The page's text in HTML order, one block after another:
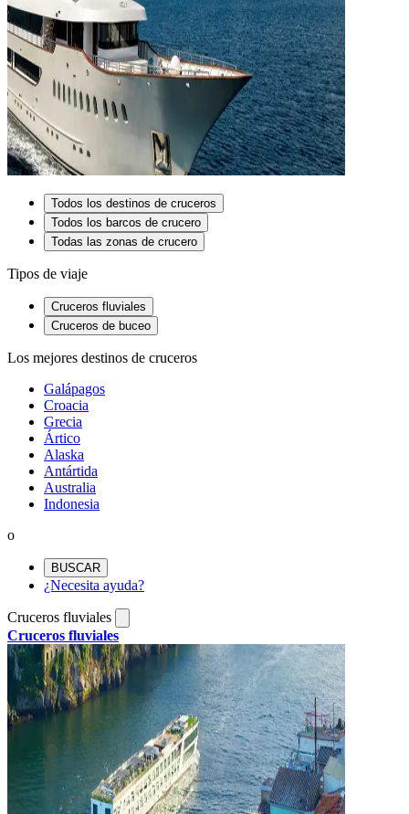
Todos los destinos de cruceros
Todos los barcos de crucero
Todas las zonas de crucero
Tipos de viaje
Cruceros fluviales
Cruceros de buceo
Los mejores destinos de cruceros
Galápagos
Croacia
Grecia
Ártico
Alaska
Antártida
Australia
Indonesia
o
BUSCAR
¿Necesita ayuda?
Cruceros fluviales
Cruceros fluviales